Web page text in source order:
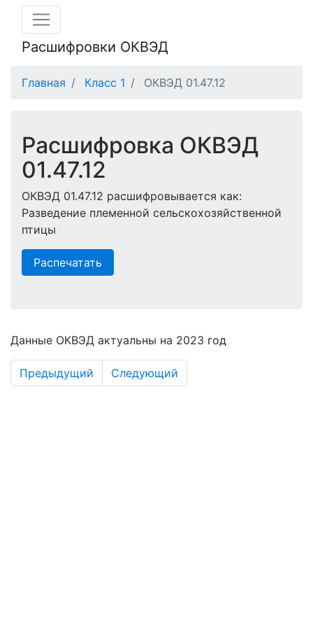
Расшифровки ОКВЭД
Главная Класс 1 ОКВЭД 01.47.12
Расшифровка ОКВЭД
01.47.12
ОКВЭД 01.47.12 расшифровывается как:
Разведение племенной сельскохозяйственной
птицы
Распечатать
Данные ОКВЭД актуальны на 2023 год
Предыдущий Следующий